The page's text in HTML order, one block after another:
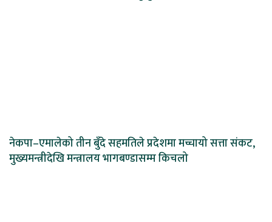
नेकपा–एमालेको तीन बुँदे सहमतिले प्रदेशमा मच्चायो सत्ता संकट,
मुख्यमन्त्रीदेखि मन्त्रालय भागबण्डासम्म किचलो